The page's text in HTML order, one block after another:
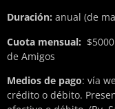
Duración: anual (de
Cuota mensual:
de Amigos
Medios de pago: vía
crédito o débito.